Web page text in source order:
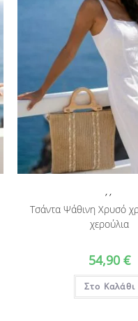
, ,
Τσάντα Ψάθινη Χρυσό
χερούλια
54,90€
Στο Καλάθι